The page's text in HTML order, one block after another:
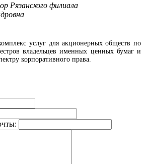
Рязанского филиала
услуг для акционерных обществ по
владельцев именных ценных бумаг и
корпоративного права.